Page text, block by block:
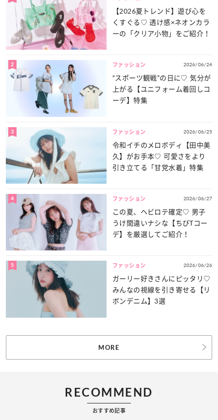
【2026夏トレンド】遊び心を
くすぐる♡ 透け感×ネオンカラ
ーの「クリア小物」をご紹介！
2 ファッション 2026/06/24
“スポーツ観戦”の日に♡ 気分が
上がる【ユニフォーム着回しコ
ーデ】特集
3 ファッション 2026/06/25
令和イチのメロボディ【田中美
久】がお手本♡ 可愛さをより
引き立てる「甘党水着」特集
4 ファッション 2026/06/27
この夏、ヘビロテ確定♡ 男子
うけ間違いナシな【ちびTコー
デ】を厳選してご紹介！
5 ファッション 2026/06/26
ガーリー好きさんにピッタリ♡
みんなの視線を引き寄せる【リ
ボンデニム】3選
MORE
RECOMMEND
おすすめ記事